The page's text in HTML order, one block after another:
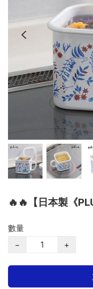
🔥🔥【日本製《
數量
−
+